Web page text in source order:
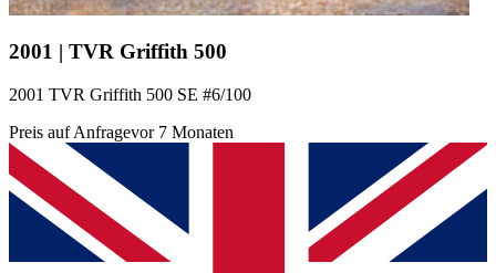
2001 | TVR Griffith 500
2001 TVR Griffith 500 SE #6/100
Preis auf Anfragevor 7 Monaten